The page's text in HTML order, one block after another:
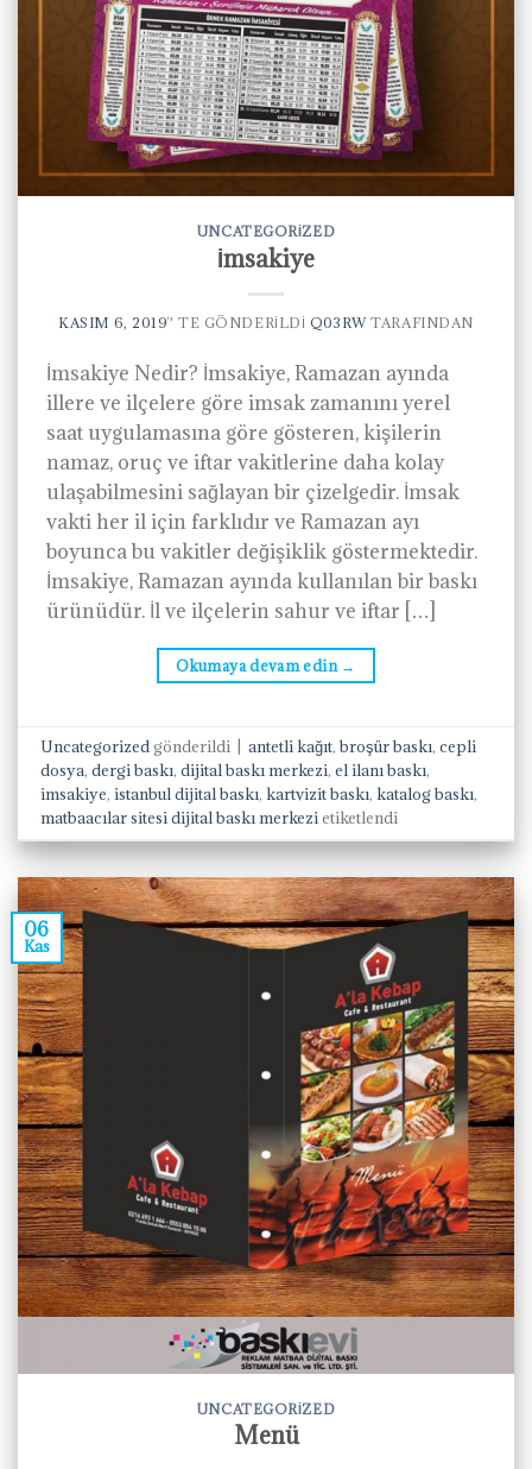
UNCATEGORIZED
İmsakiye
KASIM 6, 2019’' TE GÖNDERILDI Q03RWTARAFINDAN
İmsakiye Nedir? İmsakiye, Ramazan ayında
illere ve ilçelere göre imsak zamanını yerel
saat uygulamasına göre gösteren, kişilerin
namaz, oruç ve iftar vakitlerine daha kolay
ulaşabilmesini sağlayan bir çizelgedir. İmsak
vakti her il için farklıdır ve Ramazan ayı
boyunca bu vakitler değişiklik göstermektedir.
İmsakiye, Ramazan ayında kullanılan bir baskı
ürünüdür. İl ve ilçelerin sahur ve iftar […]
Okumaya devam edin →
Uncategorizedgönderildi | antetli kağıt,broşür baskı,cepli
dosya,dergi baskı,dijital baskı merkezi,el ilanı baskı,
imsakiye,istanbul dijital baskı,kartvizit baskı,katalog baskı,
matbaacılar sitesi dijital baskı merkezietiketlendi
06
Kas
UNCATEGORIZED
Menü